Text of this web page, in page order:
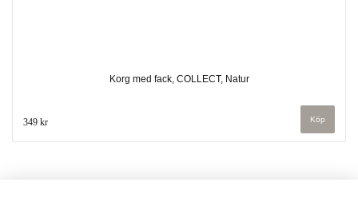
Korg med fack, COLLECT, Natur
349 kr